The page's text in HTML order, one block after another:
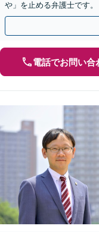
や」を止める弁護士です。
電話でお問い合